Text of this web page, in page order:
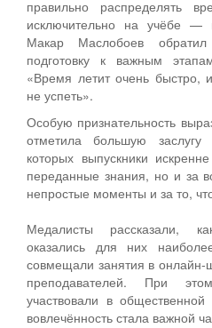
правильно распределять
исключительно на учёбе —
Макар Маслобоев
подготовку к важным
«Время летит очень быстро,
не успеть».
Особую признательность
отметила большую
которых выпускники
переданные знания, но и за
непростые моменты и за то,
Медалисты рассказали,
оказались для них
совмещали занятия в
преподавателей. При
участвовали в
вовлечённость стала важной